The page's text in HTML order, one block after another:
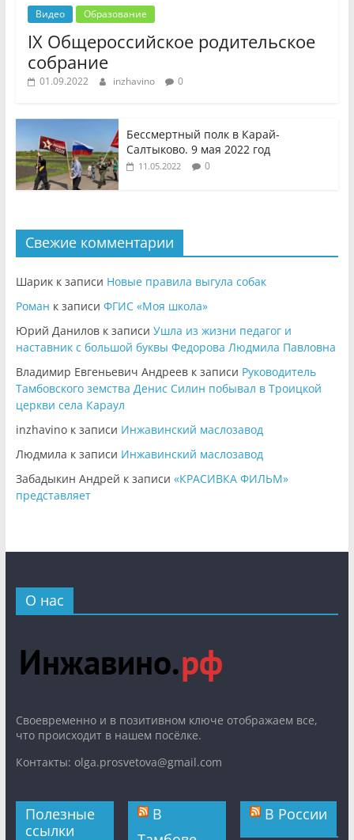
Видео Образование
IX Общероссийское родительское
собрание
01.09.2022 inzhavino 0
Бессмертный полк в Карай-
Салтыково. 9 мая 2022 год
11.05.2022 0
Свежие комментарии
Шарикк записи Новые правила выгула собак
Роман к записи ФГИС «Моя школа»
Юрий Даниловк записи Ушла из жизни педагог и
наставник с большой буквы Федорова Людмила Павловна
Владимир Евгеньевич Андреевк записи Руководитель
Тамбовского земства Денис Силин побывал в Троицкой
церкви села Караул
inzhavinoк записи Инжавинский маслозавод
Людмила к записи Инжавинский маслозавод
Забадыкин Андрей к записи «КРАСИВКА ФИЛЬМ»
представляет
О нас
Cвоевременно и в позитивном ключе отображаем все,
что происходит в нашем посёлке.
Контакты: olga.prosvetova@gmail.com
Полезные
ссылки
В
В России